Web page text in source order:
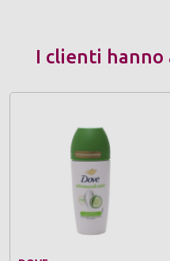
I clienti hanno